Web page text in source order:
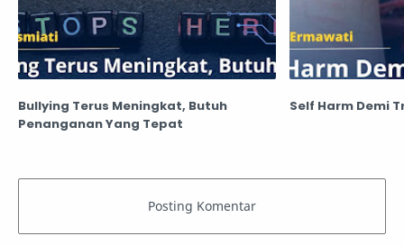
Bullying Terus Meningkat, Butuh
Penanganan Yang Tepat
Self Harm Demi